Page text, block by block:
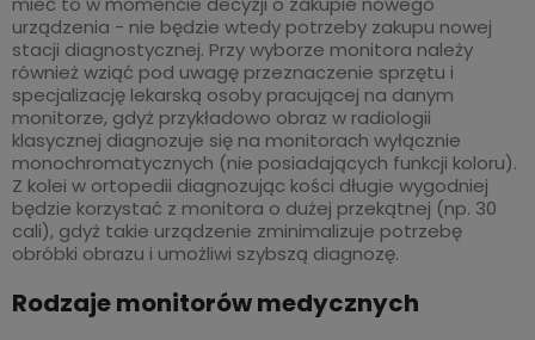
urządzenia - nie będzie wtedy potrzeby zakupu nowej
stacji diagnostycznej. Przy wyborze monitora należy
również wziąć pod uwagę przeznaczenie sprzętu i
specjalizację lekarską osoby pracującej na danym
monitorze, gdyż przykładowo obraz w radiologii
klasycznej diagnozuje się na monitorach wyłącznie
monochromatycznych (nie posiadających funkcji koloru).
Z kolei w ortopedii diagnozując kości długie wygodniej
będzie korzystać z monitora o dużej przekątnej (np. 30
cali), gdyż takie urządzenie zminimalizuje potrzebę
obróbki obrazu i umożliwi szybszą diagnozę.
Rodzaje monitorów medycznych